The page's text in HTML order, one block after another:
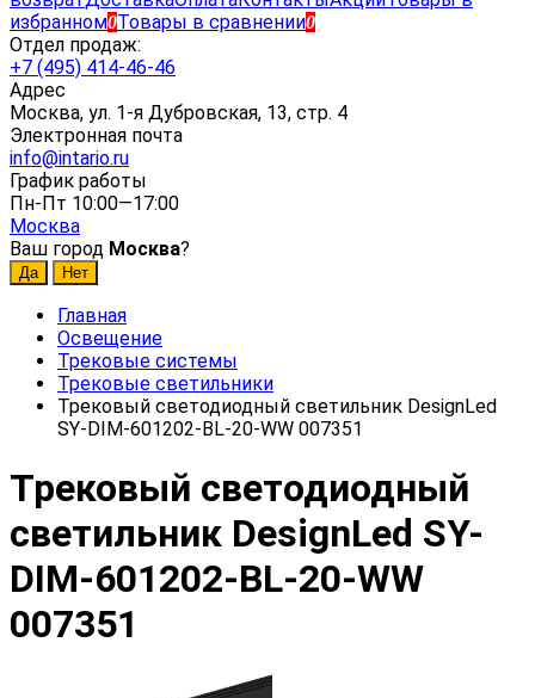
избранном0Товары в сравнении0
Отдел продаж:
+7 (495) 414-46-46
Адрес
Москва, ул. 1-я Дубровская, 13, стр. 4
Электронная почта
info@intario.ru
График работы
Пн-Пт 10:00—17:00
Москва
Ваш город Москва?
Главная
Освещение
Трековые системы
Трековые светильники
Трековый светодиодный светильник DesignLed
SY-DIM-601202-BL-20-WW 007351
Трековый светодиодный
светильник DesignLed SY-
DIM-601202-BL-20-WW
007351